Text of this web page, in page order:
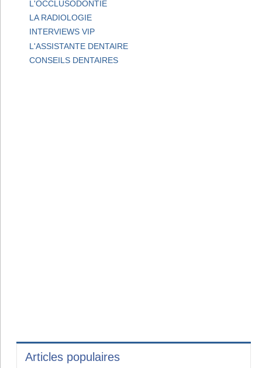
L'OCCLUSODONTIE
LA RADIOLOGIE
INTERVIEWS VIP
L'ASSISTANTE DENTAIRE
CONSEILS DENTAIRES
Articles populaires